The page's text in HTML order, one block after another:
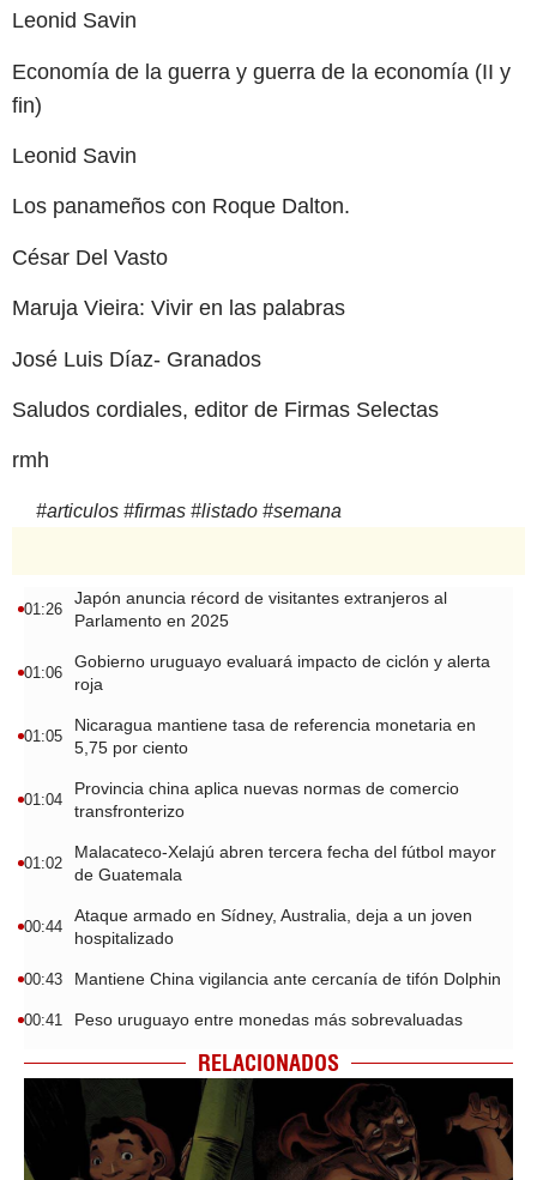
Leonid Savin
Economía de la guerra y guerra de la economía (II y
fin)
Leonid Savin
Los panameños con Roque Dalton.
César Del Vasto
Maruja Vieira: Vivir en las palabras
José Luis Díaz- Granados
Saludos cordiales, editor de Firmas Selectas
rmh
#articulos #firmas #listado #semana
01:26
Japón anuncia récord de visitantes extranjeros al
Parlamento en 2025
01:06
Gobierno uruguayo evaluará impacto de ciclón y alerta
roja
01:05
Nicaragua mantiene tasa de referencia monetaria en
5,75 por ciento
01:04
Provincia china aplica nuevas normas de comercio
transfronterizo
01:02
Malacateco-Xelajú abren tercera fecha del fútbol mayor
de Guatemala
00:44
Ataque armado en Sídney, Australia, deja a un joven
hospitalizado
00:43 Mantiene China vigilancia ante cercanía de tifón Dolphin
00:41 Peso uruguayo entre monedas más sobrevaluadas
RELACIONADOS